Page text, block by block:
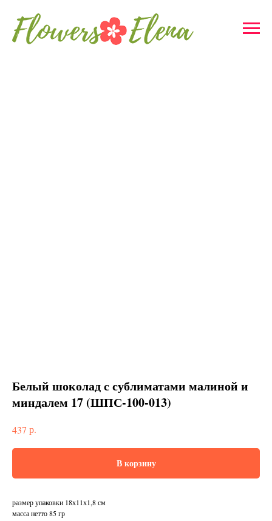
Белый шоколад с сублиматами малиной и
миндалем 17 (ШПС-100-013)
437 р.
В корзину
размер упаковки 18х11х1,8 см
масса нетто 85 гр